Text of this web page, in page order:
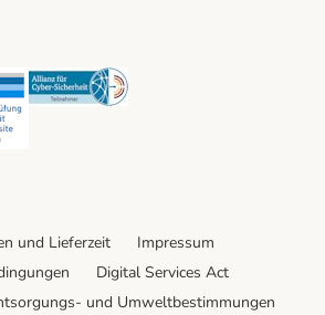
Security Security
und Lieferzeit
Impressum
Digital Services Act
und Umweltbestimmungen